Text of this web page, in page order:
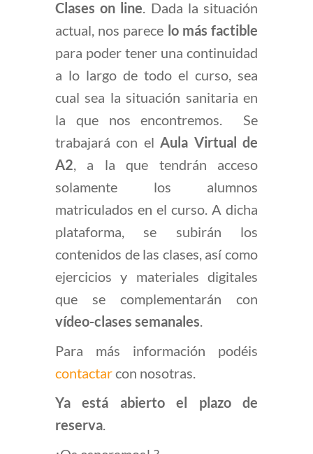
Clases on line. Dada la situación
actual, nos parece lo más factible
para poder tener una continuidad
a lo largo de todo el curso, sea
cual sea la situación sanitaria en
la que nos encontremos. Se
trabajará con elAula Virtual de
A2, a la que tendrán acceso
solamente los alumnos
matriculados en el curso. A dicha
plataforma, se subirán los
contenidos de las clases, así como
ejercicios y materiales digitales
que se complementarán con
vídeo-clases semanales.
Para más información podéis
contactarcon nosotras.
Ya está abierto el plazo de
reserva.